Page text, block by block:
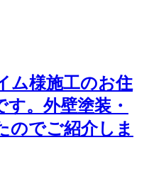
ム様施工のお住
。外壁塗装・
のでご紹介しま